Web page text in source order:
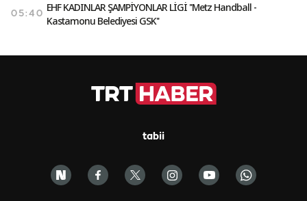
05:40
EHF KADINLAR ŞAMPİYONLAR LİGİ ''Metz Handball -
Kastamonu Belediyesi GSK''
tabii